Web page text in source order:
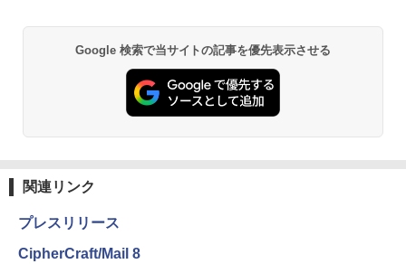
Google 検索で当サイトの記事を優先表示させる
関連リンク
プレスリリース
CipherCraft/Mail 8